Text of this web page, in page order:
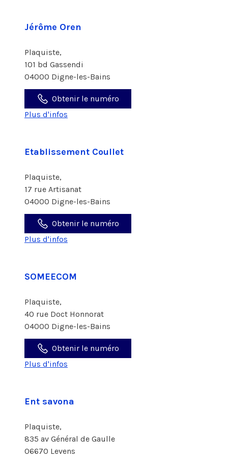
Jérôme Oren
Plaquiste,
101 bd Gassendi
04000 Digne-les-Bains
Obtenir le numéro
Plus d'infos
Etablissement Coullet
Plaquiste,
17 rue Artisanat
04000 Digne-les-Bains
Obtenir le numéro
Plus d'infos
SOMEECOM
Plaquiste,
40 rue Doct Honnorat
04000 Digne-les-Bains
Obtenir le numéro
Plus d'infos
Ent savona
Plaquiste,
835 av Général de Gaulle
06670 Levens